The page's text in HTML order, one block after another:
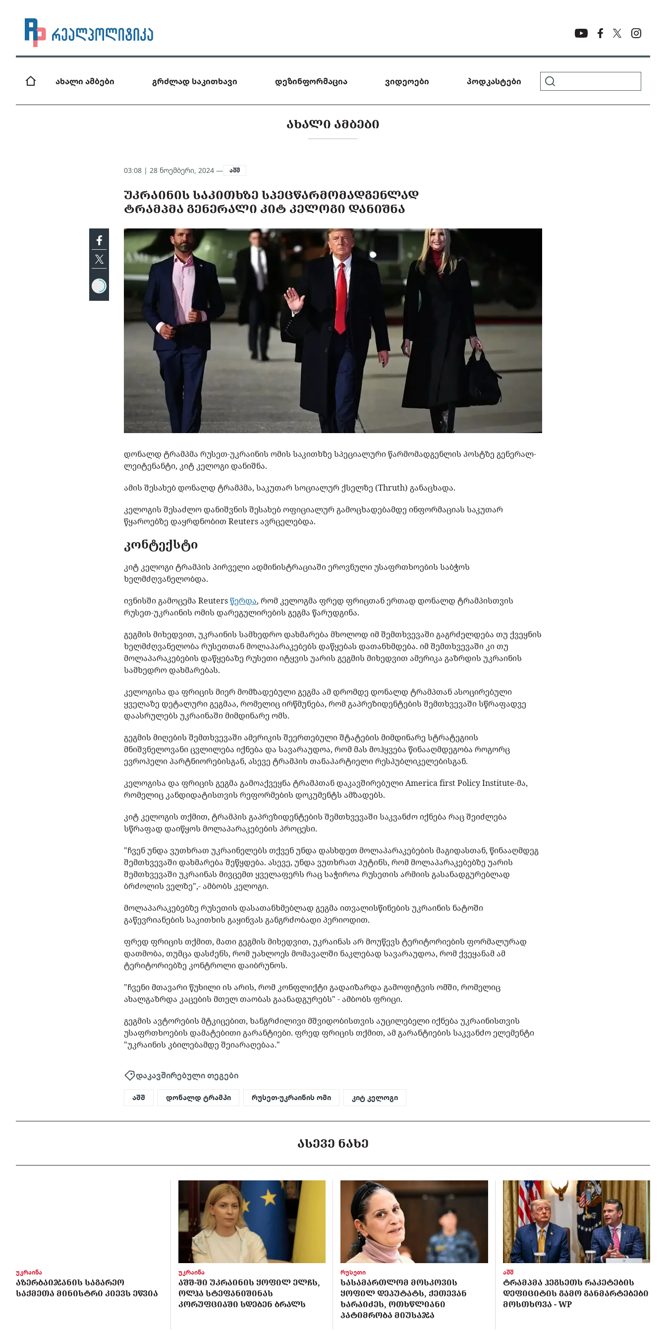
ახალი ამბები გრძლად საკითხავი დეზინფორმაცია ვიდეოები პოდკასტები
ᲐᲮᲐᲚᲘ ᲐᲛᲑᲔᲑᲘ
03:08 | 28 ნოემბერი, 2024 — აშშ
ᲣᲙᲠᲐᲘᲜᲘᲡ ᲡᲐᲙᲘᲗᲮᲖᲔ ᲡᲞᲔᲪᲬᲐᲠᲛᲝᲛᲐᲓᲒᲔᲜᲚᲐᲓ
ᲢᲠᲐᲛᲞᲛᲐ ᲒᲔᲜᲔᲠᲐᲚᲘ ᲙᲘᲢ ᲙᲔᲚᲝᲒᲘ ᲓᲐᲜᲘᲨᲜᲐ
დონალდ ტრამპმა რუსეთ-უკრაინის ომის საკითხზე სპეციალური წარმომადგენლის პოსტზე გენერალ-
ლეიტენანტი, კიტ კელოგი დანიშნა.
ამის შესახებ დონალდ ტრამპმა, საკუთარ სოციალურ ქსელზე (Thruth) განაცხადა.
კელოგის შესაძლო დანიშვნის შესახებ ოფიციალურ გამოცხადებამდე ინფორმაციას საკუთარ
წყაროებზე დაყრდნობით Reuters ავრცელებდა.
კონტექსტი
კიტ კელოგი ტრამპის პირველი ადმინისტრაციაში ეროვნული უსაფრთხოების საბჭოს
ხელმძღვანელობდა.
ივნისში გამოცემა Reutersწერდა, რომ კელოგმა ფრედ ფრიცთან ერთად დონალდ ტრამპისთვის
რუსეთ-უკრაინის ომის დარეგულირების გეგმა წარუდგინა.
გეგმის მიხედვით, უკრაინის სამხედრო დახმარება მხოლოდ იმ შემთხვევაში გაგრძელდება თუ ქვეყნის
ხელმძღვანელობა რუსეთთან მოლაპარაკებებს დაწყებას დათანხმდება. იმ შემთხვევაში კი თუ
მოლაპარაკებების დაწყებაზე რუსეთი იტყვის უარის გეგმის მიხედვით ამერიკა გაზრდის უკრაინის
სამხედრო დახმარებას.
კელოგისა და ფრიცის მიერ მომზადებული გეგმა ამ დრომდე დონალდ ტრამპთან ასოცირებული
ყველაზე დეტალური გეგმაა, რომელიც ირწმუნება, რომ გაპრეზიდენტების შემთხვევაში სწრაფადვე
დაასრულებს უკრაინაში მიმდინარე ომს.
გეგმის მიღების შემთხვევაში ამერიკის შეერთებული შტატების მიმდინარე სტრატეგიის
მნიშვნელოვანი ცვლილება იქნება და სავარაუდოა, რომ მას მოჰყვება წინააღმდეგობა როგორც
ევროპელი პარტნიორებისგან, ასევე ტრამპის თანაპარტიელი რესპუბლიკელებისგან.
კელოგისა და ფრიცის გეგმა გამოაქვეყნა ტრამპთან დაკავშირებული America first Policy Institute-მა,
რომელიც კანდიდატისთვის რეფორმების დოკუმენტს ამზადებს.
კიტ კელოგის თქმით, ტრამპის გაპრეზიდენტების შემთხვევაში საკვანძო იქნება რაც შეიძლება
სწრაფად დაიწყოს მოლაპარაკებების პროცესი.
"ჩვენ უნდა ვუთხრათ უკრაინელებს თქვენ უნდა დასხდეთ მოლაპარაკებების მაგიდასთან, წინააღმდეგ
შემთხვევაში დახმარება შეწყდება. ასევე, უნდა ვუთხრათ პუტინს, რომ მოლაპარაკებებზე უარის
შემთხვევაში უკრაინას მივცემთ ყველაფერს რაც საჭიროა რუსეთის არმიის გასანადგურებლად
ბრძოლის ველზე",- ამბობს კელოგი.
მოლაპარაკებებზე რუსეთის დასათანხმებლად გეგმა ითვალისწინების უკრაინის ნატოში
გაწევრიანების საკითხის გაყინვას განგრძობადი პერიოდით.
ფრედ ფრიცის თქმით, მათი გეგმის მიხედვით, უკრაინას არ მოუწევს ტერიტორიების ფორმალურად
დათმობა, თუმცა დასძენს, რომ უახლოეს მომავალში ნაკლებად სავარაუდოა, რომ ქვეყანამ ამ
ტერიტორიებზე კონტროლი დაიბრუნოს.
"ჩვენი მთავარი წუხილი ის არის, რომ კონფლიქტი გადაიზარდა გამოფიტვის ომში, რომელიც
ახალგაზრდა კაცების მთელ თაობას გაანადგურებს" - ამბობს ფრიცი.
გეგმის ავტორების მტკიცებით, ხანგრძილივი მშვიდობისთვის აუცილებელი იქნება უკრაინისთვის
უსაფრთხოების დამატებითი გარანტიები. ფრედ ფრიცის თქმით, ამ გარანტიების საკვანძო ელემენტი
"უკრაინის კბილებამდე შეიარაღებაა."
დაკავშირებული თეგები
აშშ დონალდ ტრამპი რუსეთ-უკრაინის ომი კიტ კელოგი
ᲐᲡᲔᲕᲔ ᲜᲐᲮᲔ
უკრაინა
ᲐᲖᲔᲠᲑᲐᲘᲯᲐᲜᲘᲡ ᲡᲐᲒᲐᲠᲔᲝ
ᲡᲐᲥᲛᲔᲗᲐ ᲛᲘᲜᲘᲡᲢᲠᲘ ᲙᲘᲔᲕᲡ ᲔᲬᲕᲘᲐ
უკრაინა
ᲐᲨᲨ-ᲨᲘ ᲣᲙᲠᲐᲘᲜᲘᲡ ᲧᲝᲤᲘᲚ ᲔᲚᲩᲡ,
ᲝᲚᲰᲐ ᲡᲢᲔᲤᲐᲜᲘᲨᲘᲜᲐᲡ
ᲙᲝᲠᲣᲤᲪᲘᲐᲨᲘ ᲡᲓᲔᲑᲔᲜ ᲑᲠᲐᲚᲡ
რუსეთი
ᲡᲐᲡᲐᲛᲐᲠᲗᲚᲝᲛ ᲛᲝᲡᲙᲝᲕᲘᲡ
ᲧᲝᲤᲘᲚ ᲓᲔᲞᲣᲢᲐᲢᲡ, ᲥᲔᲗᲔᲕᲐᲜ
ᲮᲐᲠᲐᲘᲫᲔᲡ, ᲝᲗᲮᲬᲚᲘᲐᲜᲘ
ᲞᲐᲢᲘᲛᲠᲝᲑᲐ ᲛᲘᲣᲡᲐᲯᲐ
აშშ
ᲢᲠᲐᲛᲞᲛᲐ ᲰᲔᲒᲡᲔᲗᲡ ᲠᲐᲙᲔᲢᲔᲑᲘᲡ
ᲓᲔᲤᲘᲪᲘᲢᲘᲡ ᲒᲐᲛᲝ ᲒᲐᲜᲛᲐᲠᲢᲔᲑᲔᲑᲘ
ᲛᲝᲡᲗᲮᲝᲕᲐ - WP